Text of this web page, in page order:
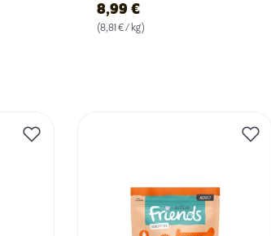
8,99 €
(8,81 € / kg)